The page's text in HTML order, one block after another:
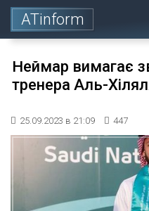
ATinform
Неймар вимагає
тренера Аль-
25.09.2023 в 21:09 447